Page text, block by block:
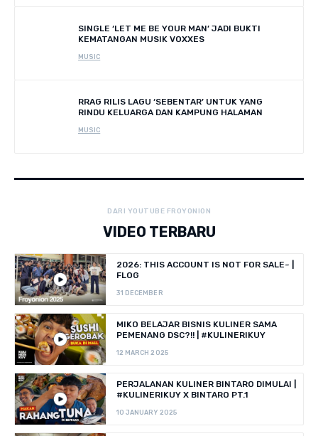
SINGLE ‘LET ME BE YOUR MAN’ JADI BUKTI
KEMATANGAN MUSIK VOXXES
MUSIC
RRAG RILIS LAGU ‘SEBENTAR’ UNTUK YANG
RINDU KELUARGA DAN KAMPUNG HALAMAN
MUSIC
DARI YOUTUBE FROYONION
VIDEO TERBARU
2026: THIS ACCOUNT IS NOT FOR SALE~ |
FLOG
31 DECEMBER
MIKO BELAJAR BISNIS KULINER SAMA
PEMENANG DSC?!! | #KULINERIKUY
12 MARCH 2025
PERJALANAN KULINER BINTARO DIMULAI |
#KULINERIKUY X BINTARO PT.1
10 JANUARY 2025